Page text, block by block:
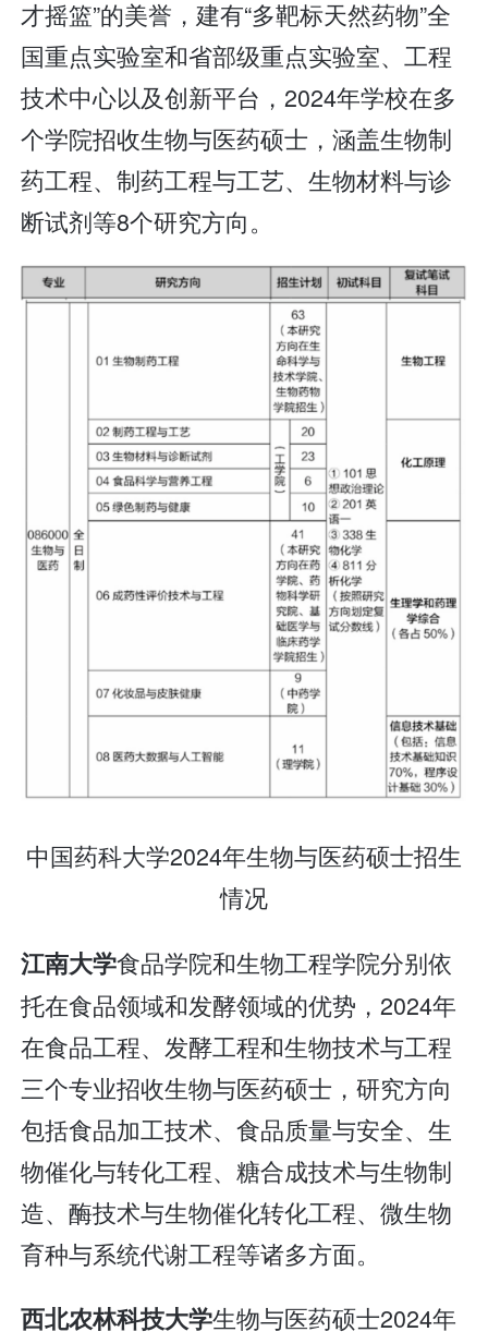
才摇篮”的美誉，建有“多靶标天然药物”全
国重点实验室和省部级重点实验室、工程
技术中心以及创新平台，2024年学校在多
个学院招收生物与医药硕士，涵盖生物制
药工程、制药工程与工艺、生物材料与诊
断试剂等8个研究方向。
中国药科大学2024年生物与医药硕士招生
情况
江南大学食品学院和生物工程学院分别依
托在食品领域和发酵领域的优势，2024年
在食品工程、发酵工程和生物技术与工程
三个专业招收生物与医药硕士，研究方向
包括食品加工技术、食品质量与安全、生
物催化与转化工程、糖合成技术与生物制
造、酶技术与生物催化转化工程、微生物
育种与系统代谢工程等诸多方面。
西北农林科技大学生物与医药硕士2024年